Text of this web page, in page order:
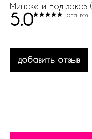
Минске и под заказ
5.0 отзывов
добавить отзыв